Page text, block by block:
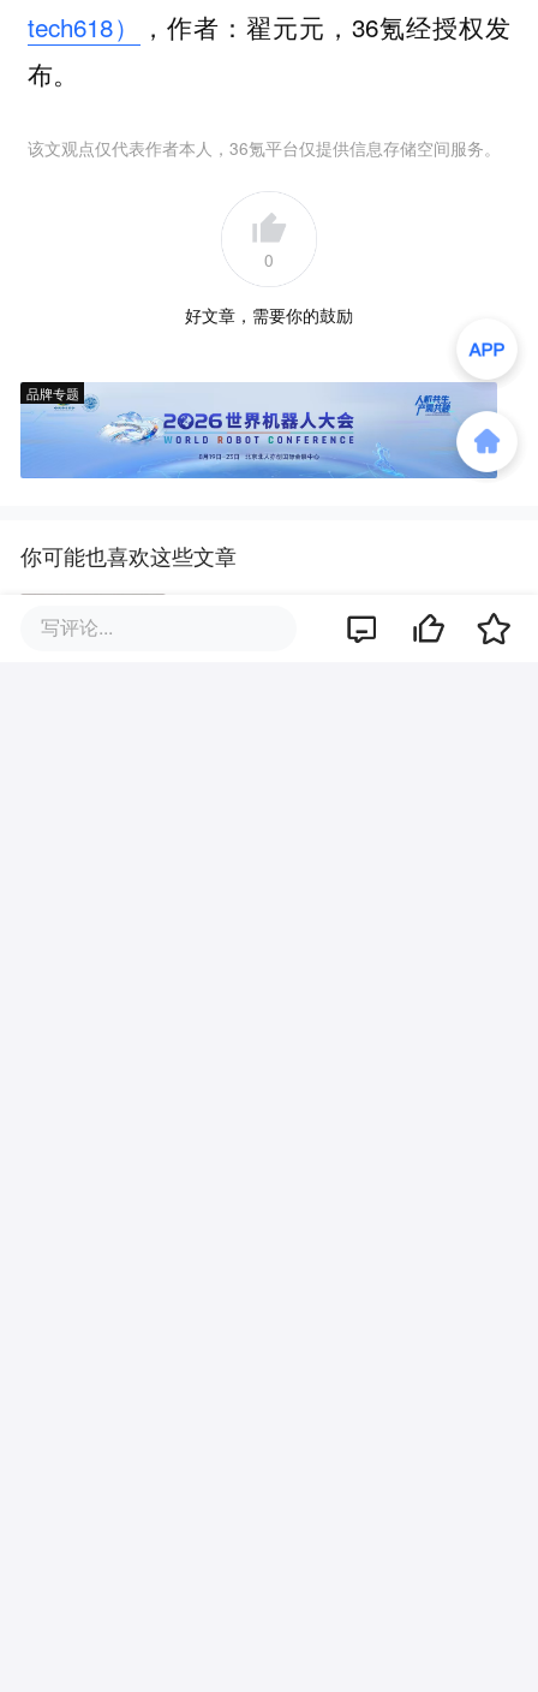
tech618）
，作者：翟元元，36氪经授权发
布。
该文观点仅代表作者本人，36氪平台仅提供信息存储空间服务。
0
好文章，需要你的鼓励
品牌专题
你可能也喜欢这些文章
究竟得学多少知识，才能买明白
写评论...